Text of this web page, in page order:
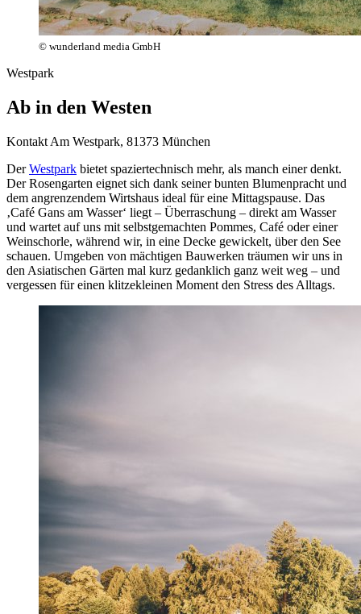
© wunderland media GmbH
Westpark
Ab in den Westen
Kontakt Am Westpark, 81373 München
DerWestpark bietet spaziertechnisch mehr, als manch einer denkt.
Der Rosengarten eignet sich dank seiner bunten Blumenpracht und
dem angrenzendem Wirtshaus ideal für eine Mittagspause. Das
‚Café Gans am Wasser‘ liegt – Überraschung – direkt am Wasser
und wartet auf uns mit selbstgemachten Pommes, Café oder einer
Weinschorle, während wir, in eine Decke gewickelt, über den See
schauen. Umgeben von mächtigen Bauwerken träumen wir uns in
den Asiatischen Gärten mal kurz gedanklich ganz weit weg – und
vergessen für einen klitzekleinen Moment den Stress des Alltags.